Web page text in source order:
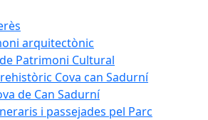
arquitectònic
Patrimoni Cultural
Cova can Sadurní
de Can Sadurní
i passejades pel Parc